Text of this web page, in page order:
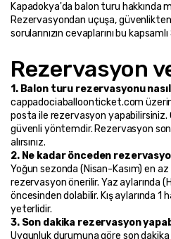
Kapadokya'da balon turu hakkında
Rezervasyondan uçuşa,
sorularınızın cevaplarını bu
Rezervasyon
1. Balon turu rezervasyonu nasıl
cappadociaballoonticket.com
posta ile rezervasyon yapabilirsiniz.
güvenli yöntemdir. Rezervasyon
alırsınız.
2. Ne kadar önceden
Yoğun sezonda (Nisan-Kasım) en
rezervasyon önerilir. Yaz aylarında
öncesinden dolabilir. Kış aylarında
yeterlidir.
3. Son dakika rezervasyon
Uygunluk durumuna göre son